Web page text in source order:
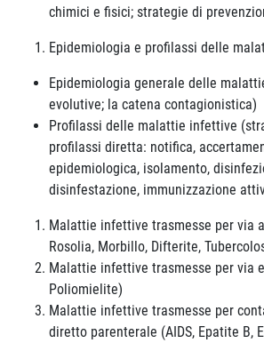
chimici e fisici; strategie di
Epidemiologia e profilassi delle
Epidemiologia generale delle
evolutive; la catena contagionistica)
Profilassi delle malattie infettive
profilassi diretta: notifica,
epidemiologica, isolamento,
disinfestazione, immunizzazione
Malattie infettive trasmesse per via
Rosolia, Morbillo, Difterite,
Malattie infettive trasmesse per via
Poliomielite)
Malattie infettive trasmesse per
diretto parenterale (AIDS, Epatite B,